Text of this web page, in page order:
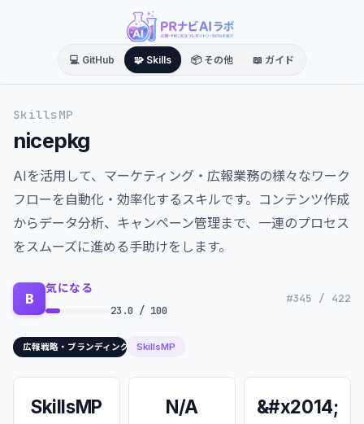
💻 GitHub 🧩 Skills 📦 その他 📖 ガイド
SkillsMP
nicepkg
AIを活用して、マーケティング・広報業務の様々なワーク
フローを自動化・効率化するスキルです。コンテンツ作成
からデータ分析、キャンペーン管理まで、一連のプロセス
をスムーズに進める手助けをします。
B
気になる
23.0 / 100
#345 / 422
広報戦略・ブランディング/コピーライティング・コンテンツ作成/マーケティング
SkillsMP
SkillsMP N/A &#x2014;